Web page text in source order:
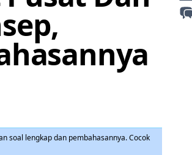
soal lengkap dan pembahasannya. Cocok